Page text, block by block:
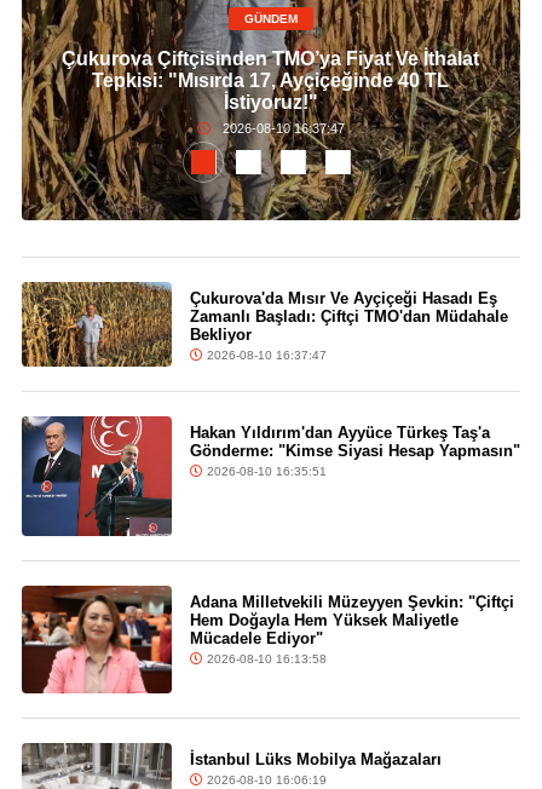
GÜNDEM
Çukurova Çiftçisinden TMO’ya Fiyat Ve İthalat
Tepkisi: "Mısırda 17, Ayçiçeğinde 40 TL
İstiyoruz!"
2026-08-10 16:37:47
Çukurova'da Mısır Ve Ayçiçeği Hasadı Eş
Zamanlı Başladı: Çiftçi TMO'dan Müdahale
Bekliyor
2026-08-10 16:37:47
Hakan Yıldırım'dan Ayyüce Türkeş Taş'a
Gönderme: "Kimse Siyasi Hesap Yapmasın"
2026-08-10 16:35:51
Adana Milletvekili Müzeyyen Şevkin: "Çiftçi
Hem Doğayla Hem Yüksek Maliyetle
Mücadele Ediyor"
2026-08-10 16:13:58
İstanbul Lüks Mobilya Mağazaları
2026-08-10 16:06:19